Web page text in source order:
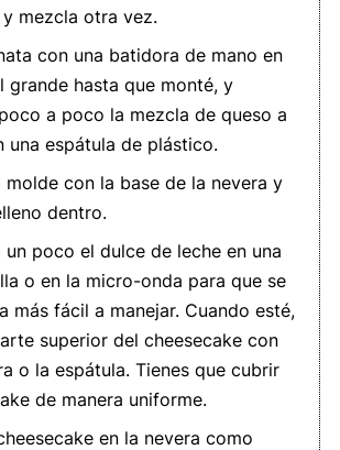
mezcla otra vez.
con una batidora de mano en
grande hasta que monté, y
a poco la mezcla de queso a
una espátula de plástico.
molde con la base de la nevera y
dentro.
un poco el dulce de leche en una
o en la micro-onda para que se
más fácil a manejar. Cuando esté,
superior del cheesecake con
o la espátula. Tienes que cubrir
de manera uniforme.
en la nevera como